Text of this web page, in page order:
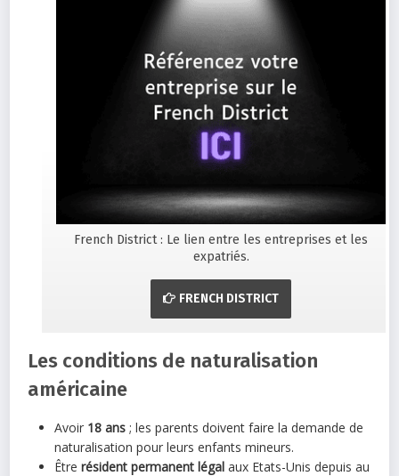
French District : Le lien entre les entreprises et les
expatriés.
FRENCH DISTRICT
Les conditions de naturalisation
américaine
Avoir 18 ans ; les parents doivent faire la demande de
naturalisation pour leurs enfants mineurs.
Êtrerésident permanent légal aux Etats-Unis depuis au